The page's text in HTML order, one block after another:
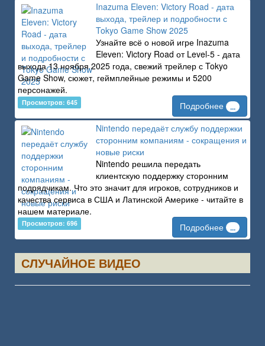
Inazuma Eleven: Victory Road - дата
выхода, трейлер и подробности с
Tokyo Game Show 2025
Узнайте всё о новой игре Inazuma
Eleven: Victory Road от Level-5 - дата
выхода 13 ноября 2025 года, свежий трейлер с Tokyo
Game Show, сюжет, геймплейные режимы и 5200
персонажей.
Просмотров: 645 Подробнее ...
Nintendo передаёт службу поддержки
сторонним компаниям - сокращения и
новые риски
Nintendo решила передать
клиентскую поддержку сторонним
подрядчикам. Что это значит для игроков, сотрудников и
качества сервиса в США и Латинской Америке - читайте в
нашем материале.
Просмотров: 696 Подробнее ...
СЛУЧАЙНОЕ ВИДЕО